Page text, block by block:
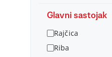
Glavni sastojak
Rajčica
Riba